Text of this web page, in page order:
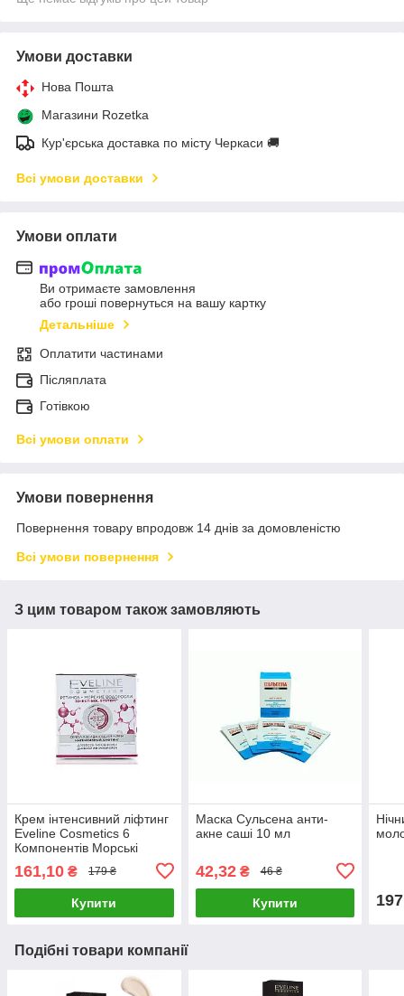
Умови доставки
Нова Пошта
Магазини Rozetka
Кур'єрська доставка по місту Черкаси 🚚
Всі умови доставки
Умови оплати
Ви отримаєте замовлення
або гроші повернуться на вашу картку
Детальніше
Оплатити частинами
Післяплата
Готівкою
Всі умови оплати
Умови повернення
Повернення товару впродовж 14 днів за домовленістю
Всі умови повернення
З цим товаром також замовляють
Крем інтенсивний ліфтинг
Eveline Cosmetics 6
Компонентів Морські
161,10 ₴ 179 ₴
Купити
Маска Сульсена анти-
акне саші 10 мл
42,32₴ 46 ₴
Купити 197
Подібні товари компанії